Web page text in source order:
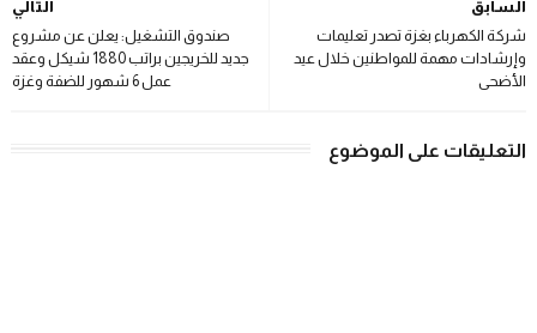
التالي
صندوق التشغيل: يعلن عن مشروع
جديد للخريجين براتب 1880 شيكل وعقد
عمل 6 شهور للضفة وغزة
السابق
شركة الكهرباء بغزة تصدر تعليمات
وإرشادات مهمة للمواطنين خلال عيد
الأضحى
التعليقات على الموضوع